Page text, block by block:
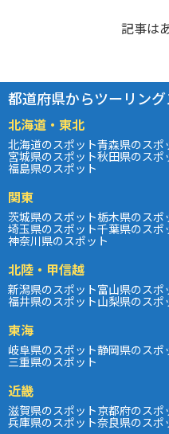
記事は
都道府県からツーリン
北海道・東北
北海道のスポット青森県のスポ
宮城県のスポット秋田県のスポ
福島県のスポット
関東
茨城県のスポット栃木県のスポ
埼玉県のスポット千葉県のスポ
神奈川県のスポット
北陸・甲信越
新潟県のスポット富山県のスポ
福井県のスポット山梨県のスポ
東海
岐阜県のスポット静岡県のスポ
三重県のスポット
近畿
滋賀県のスポット京都府のスポ
兵庫県のスポット奈良県のスポ